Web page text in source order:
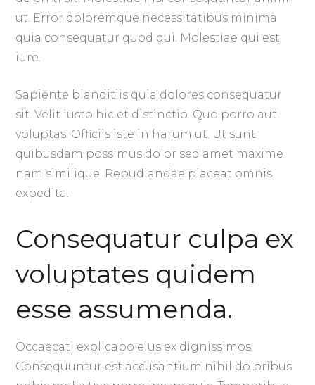
ut. Error doloremque necessitatibus minima
quia consequatur quod qui. Molestiae qui est
iure.
Sapiente blanditiis quia dolores consequatur
sit. Velit iusto hic et distinctio. Quo porro aut
voluptas. Officiis iste in harum ut. Ut sunt
quibusdam possimus dolor sed amet maxime
nam similique. Repudiandae placeat omnis
expedita.
Consequatur culpa ex
voluptates quidem
esse assumenda.
Occaecati explicabo eius ex dignissimos.
Consequuntur est accusantium nihil doloribus